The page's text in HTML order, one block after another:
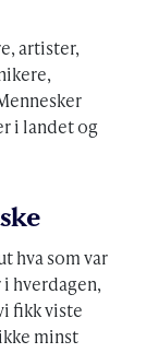
artister,
i landet og
hva som var
hverdagen,
fikk viste
minst